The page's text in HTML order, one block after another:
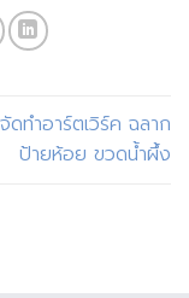
ทำอาร์ตเวิร์ค ฉลาก
ป้ายห้อย ขวดน้ำผึ้ง